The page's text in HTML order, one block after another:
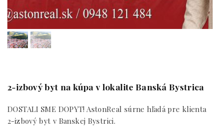
2-izbový byt na kúpa v lokalite Banská Bystrica
DOSTALI SME DOPYT! AstonReal súrne hľadá pre klienta
2-izbový byt v Banskej Bystrici.